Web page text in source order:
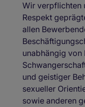
Wir verpflichten
Respekt
allen
unabhängig von
und geistiger
sexueller
sowie anderen